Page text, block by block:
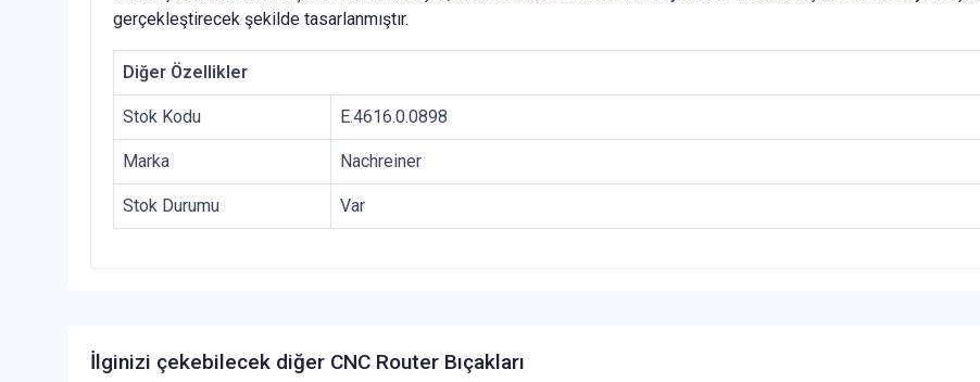
gerçekleştirecek şekilde tasarlanmıştır.
Diğer Özellikler
Stok Kodu E.4616.0.0898
Marka Nachreiner
Stok Durumu Var
İlginizi çekebilecek diğer CNC Router Bıçakları